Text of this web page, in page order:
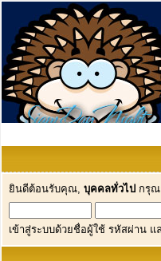
ยินดีต้อนรับคุณ, บุคคลทั่วไป กรุณ
เข้าสู่ระบบด้วยชื่อผู้ใช้ รหัสผ่าน แ